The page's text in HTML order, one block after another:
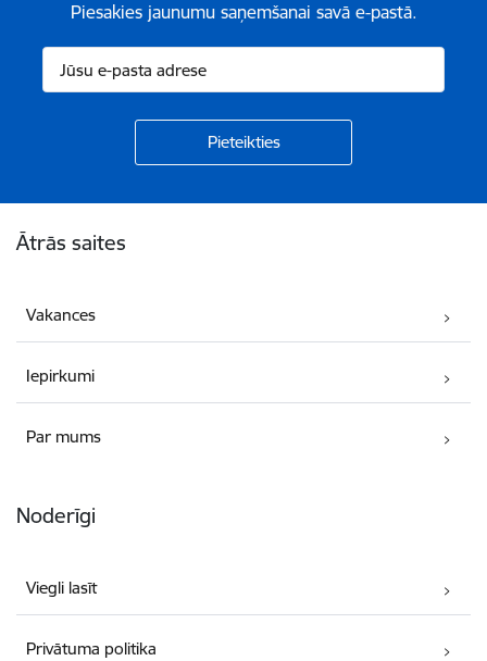
Piesakies jaunumu saņemšanai savā e-pastā.
Ātrās saites
Vakances
Iepirkumi
Par mums
Noderīgi
Viegli lasīt
Privātuma politika